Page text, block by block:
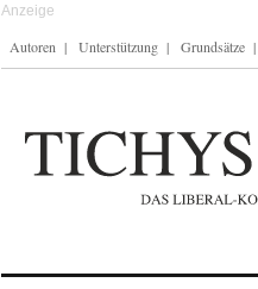
Autoren Unterstützung Grundsätze